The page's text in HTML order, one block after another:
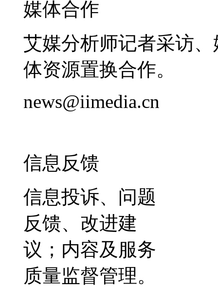
媒体合作
艾媒分析师记者采访
体资源置换合作。
news@iimedia.cn
信息反馈
信息投诉、问题
反馈、改进建
议；内容及服务
质量监督管理。